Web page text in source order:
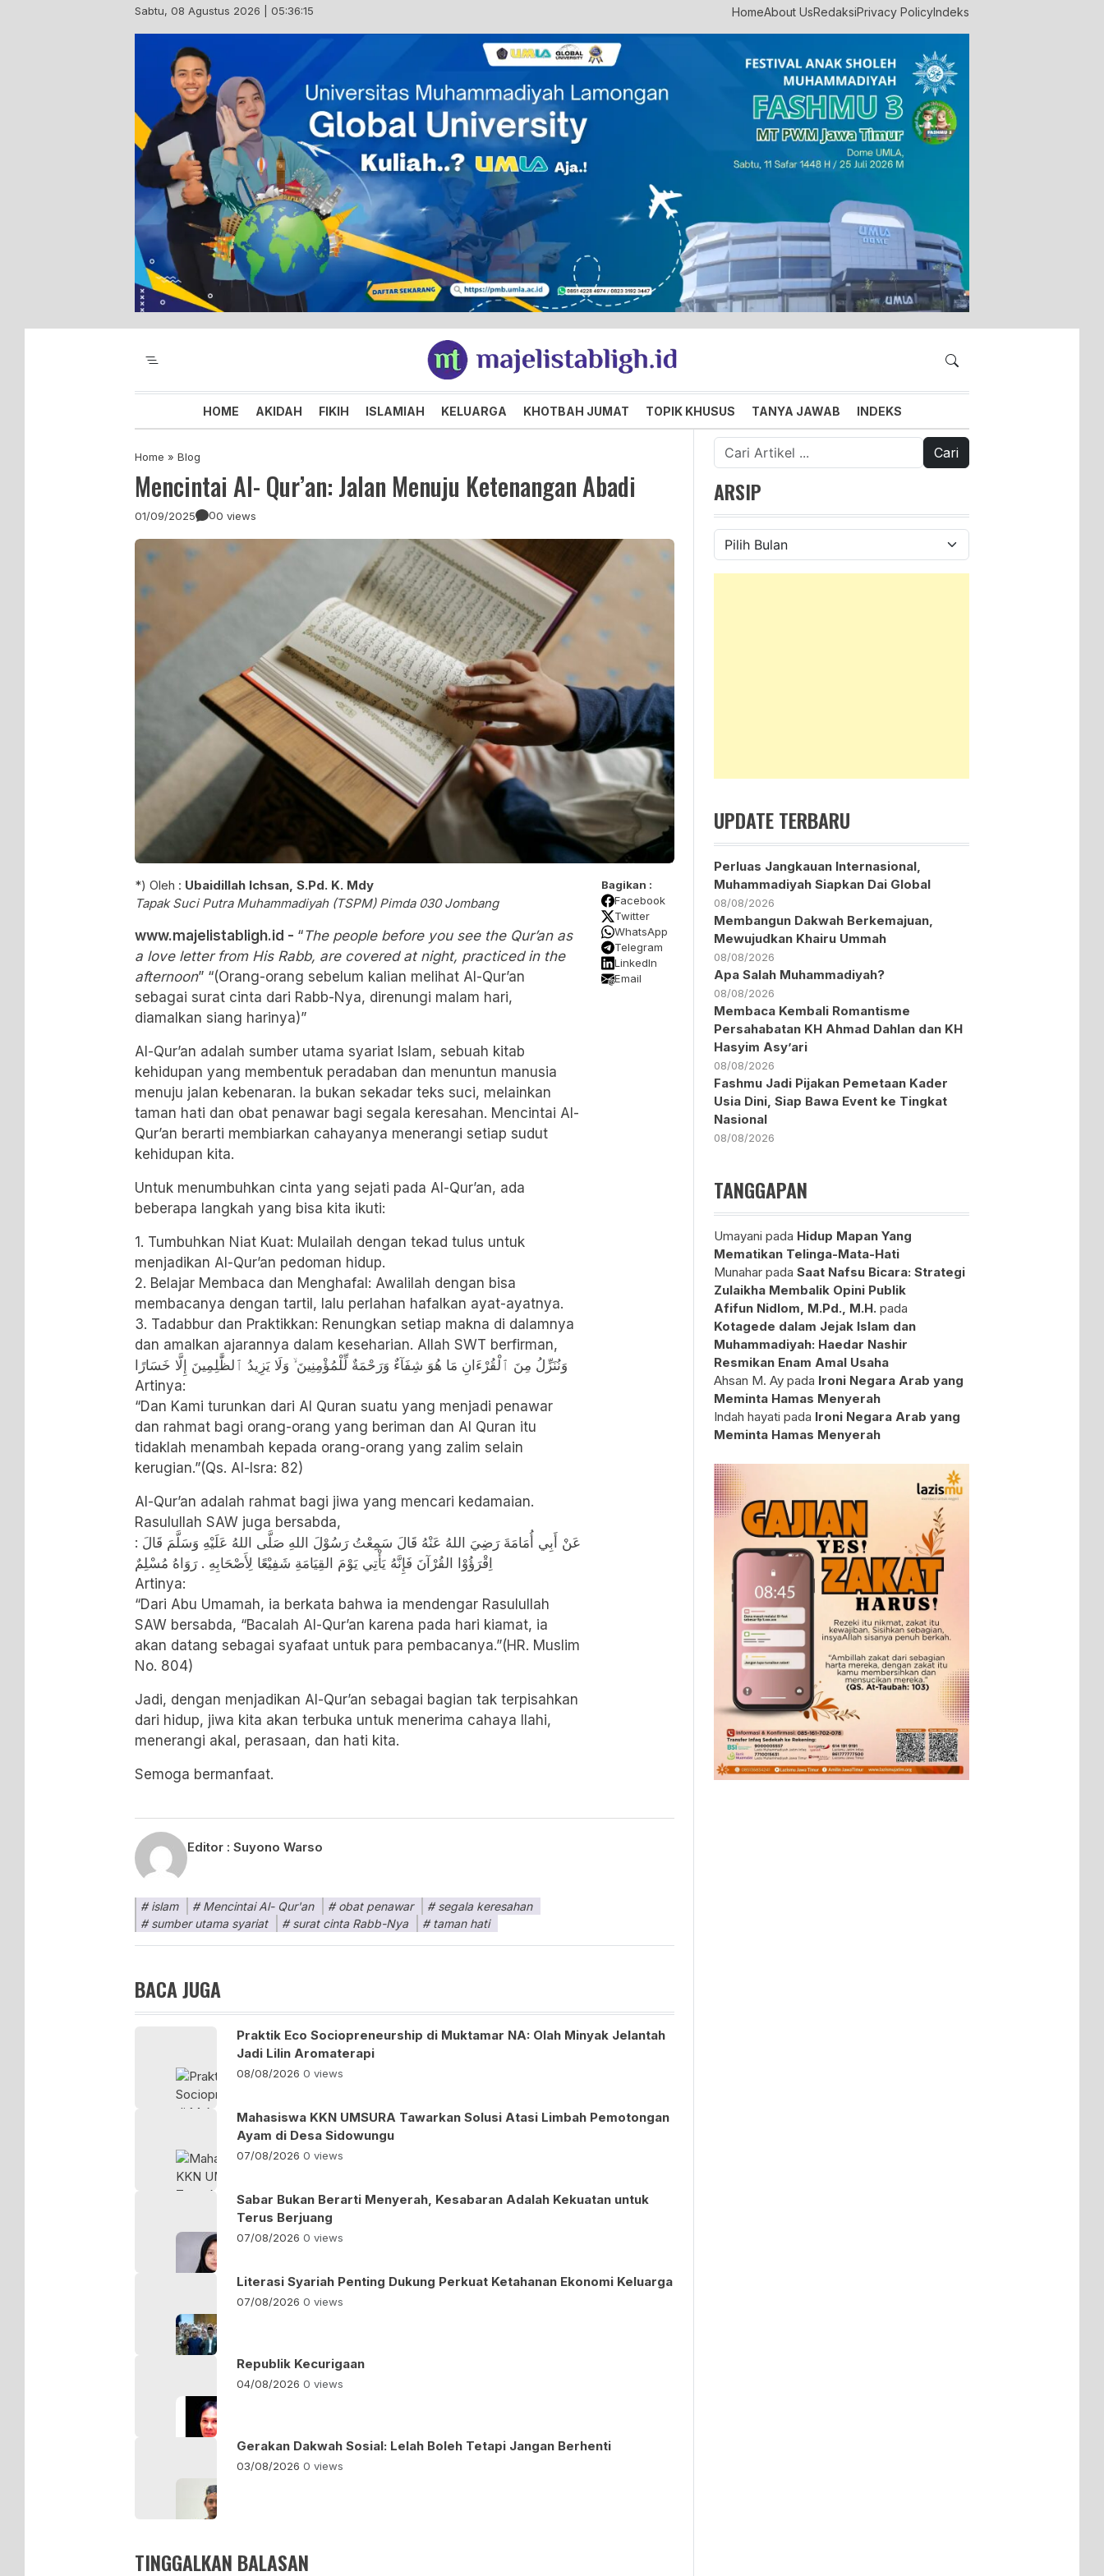
Sabtu, 08 Agustus 2026 | 05:36:16 HomeAbout UsRedaksiPrivacy PolicyIndeks
Majelis Tabligh Muhammadiyah
Syiar Dakwah Islam Berkemajuan dan Menggembirakan
HOME AKIDAH FIKIH ISLAMIAH KELUARGA KHOTBAH JUMAT TOPIK KHUSUS TANYA JAWAB INDEKS
Home » Blog
Mencintai Al- Qur’an: Jalan Menuju Ketenangan Abadi
01/09/2025 00 views
*) Oleh : Ubaidillah Ichsan, S.Pd. K. Mdy
Tapak Suci Putra Muhammadiyah (TSPM) Pimda 030 Jombang
www.majelistabligh.id - “The people before you see the Qur’an as
a love letter from His Rabb, are covered at night, practiced in the
afternoon” “(Orang-orang sebelum kalian melihat Al-Qur’an
sebagai surat cinta dari Rabb-Nya, direnungi malam hari,
diamalkan siang harinya)”
​Al-Qur’an adalah sumber utama syariat Islam, sebuah kitab
kehidupan yang membentuk peradaban dan menuntun manusia
menuju jalan kebenaran. Ia bukan sekadar teks suci, melainkan
taman hati dan obat penawar bagi segala keresahan. Mencintai Al-
Qur’an berarti membiarkan cahayanya menerangi setiap sudut
kehidupan kita.
​Untuk menumbuhkan cinta yang sejati pada Al-Qur’an, ada
beberapa langkah yang bisa kita ikuti:
1. ​Tumbuhkan Niat Kuat: Mulailah dengan tekad tulus untuk
menjadikan Al-Qur’an pedoman hidup.
2. ​Belajar Membaca dan Menghafal: Awalilah dengan bisa
membacanya dengan tartil, lalu perlahan hafalkan ayat-ayatnya.
3. ​Tadabbur dan Praktikkan: Renungkan setiap makna di dalamnya
dan amalkan ajarannya dalam keseharian. ​Allah SWT berfirman,
وَنُنَزِّلُ مِنَ ٱلْقُرْءَانِ مَا هُوَ شِفَآءٌ وَرَحْمَةٌ لِّلْمُؤْمِنِينَ ۙ وَلَا يَزِيدُ ٱلظَّٰلِمِينَ إِلَّا خَسَارًا
Artinya:
“Dan Kami turunkan dari Al Quran suatu yang menjadi penawar
dan rahmat bagi orang-orang yang beriman dan Al Quran itu
tidaklah menambah kepada orang-orang yang zalim selain
kerugian.”(Qs. Al-Isra: 82)
Al-Qur’an adalah rahmat bagi jiwa yang mencari kedamaian.
Rasulullah SAW juga bersabda,
عَنْ أَبِي أُمَامَةَ رَضِيَ اللهُ عَنْهُ قَالَ سَمِعْتُ رَسُوْلَ اللهِ صَلَّى اللهُ عَلَيْهِ وَسَلَّمَ قَالَ :
اِقْرَؤُوْا القُرْآنَ فَإِنَّهُ يَأْتِي يَوْمَ القِيَامَةِ شَفِيْعًا لِأَصْحَابِهِ . رَوَاهُ مُسْلِمٌ
Artinya:
“Dari Abu Umamah, ia berkata bahwa ia mendengar Rasulullah
SAW bersabda, “Bacalah Al-Qur’an karena pada hari kiamat, ia
akan datang sebagai syafaat untuk para pembacanya.”(HR. Muslim
No. 804)
​Jadi, dengan menjadikan Al-Qur’an sebagai bagian tak terpisahkan
dari hidup, jiwa kita akan terbuka untuk menerima cahaya Ilahi,
menerangi akal, perasaan, dan hati kita.
Semoga bermanfaat.
Bagikan :
Facebook
Twitter
WhatsApp
Telegram
LinkedIn
Email
Editor : Suyono Warso
islam Mencintai Al- Qur'an obat penawar
segala keresahan
sumber utama syariat
surat cinta Rabb-Nya taman hati
BACA JUGA
Praktik Eco Sociopreneurship di Muktamar NA: Olah Minyak Jelantah
Jadi Lilin Aromaterapi
08/08/2026 0 views
Mahasiswa KKN UMSURA Tawarkan Solusi Atasi Limbah Pemotongan
Ayam di Desa Sidowungu
07/08/2026 0 views
Sabar Bukan Berarti Menyerah, Kesabaran Adalah Kekuatan untuk
Terus Berjuang
07/08/2026 0 views
Literasi Syariah Penting Dukung Perkuat Ketahanan Ekonomi Keluarga
07/08/2026 0 views
Republik Kecurigaan
04/08/2026 0 views
Gerakan Dakwah Sosial: Lelah Boleh Tetapi Jangan Berhenti
03/08/2026 0 views
TINGGALKAN BALASAN
Cari
untuk:
ARSIP
Arsip
UPDATE TERBARU
Perluas Jangkauan Internasional,
Muhammadiyah Siapkan Dai Global
08/08/2026
Membangun Dakwah Berkemajuan,
Mewujudkan Khairu Ummah
08/08/2026
Apa Salah Muhammadiyah?
08/08/2026
Membaca Kembali Romantisme
Persahabatan KH Ahmad Dahlan dan KH
Hasyim Asy’ari
08/08/2026
Fashmu Jadi Pijakan Pemetaan Kader
Usia Dini, Siap Bawa Event ke Tingkat
Nasional
08/08/2026
TANGGAPAN
Umayani pada Hidup Mapan Yang
Mematikan Telinga-Mata-Hati
Munahar padaSaat Nafsu Bicara: Strategi
Zulaikha Membalik Opini Publik
Afifun Nidlom, M.Pd., M.H. pada
Kotagede dalam Jejak Islam dan
Muhammadiyah: Haedar Nashir
Resmikan Enam Amal Usaha
Ahsan M. Ay pada Ironi Negara Arab yang
Meminta Hamas Menyerah
Indah hayati pada Ironi Negara Arab yang
Meminta Hamas Menyerah